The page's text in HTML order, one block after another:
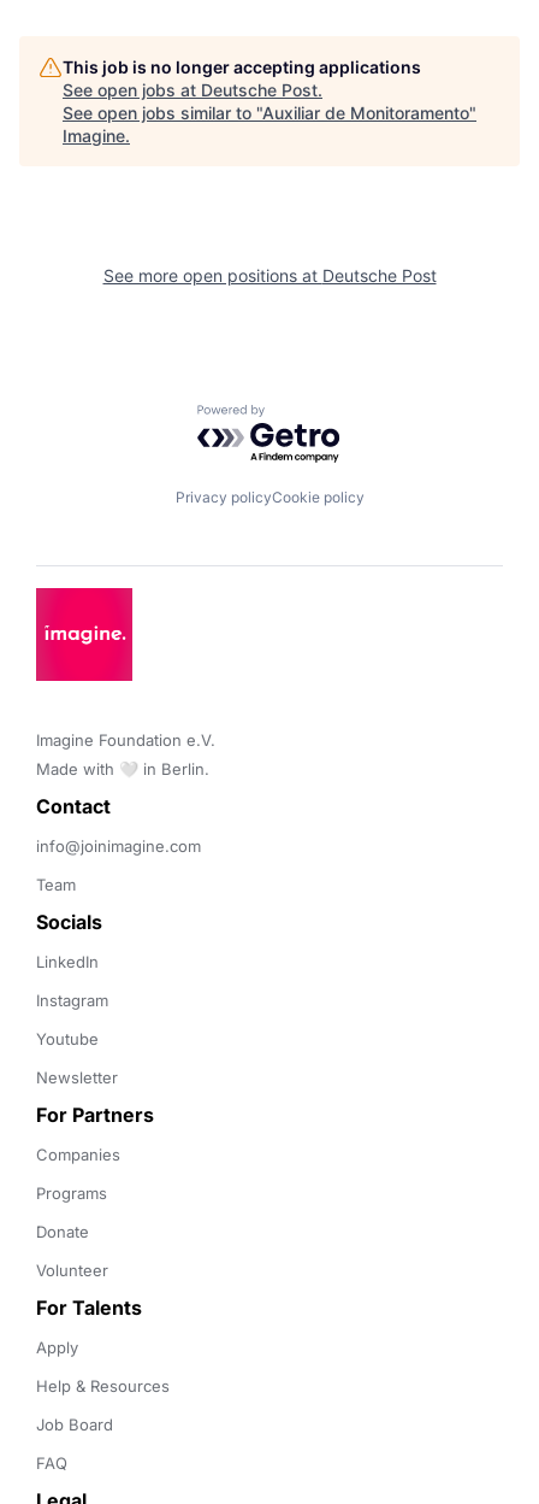
This job is no longer accepting applications
See open jobs at Deutsche Post.
See open jobs similar to "Auxiliar de Monitoramento"
Imagine.
See more open positions at Deutsche Post
Powered by Getro.com
Privacy policyCookie policy
Imagine Foundation e.V.
Made with 🤍 in Berlin.
Contact
info@joinimagine.com
Team
Socials
LinkedIn
Instagram
Youtube
Newsletter
For Partners
Companies
Programs
Donate
Volunteer
For Talents
Apply
Help & Resources
Job Board
FAQ